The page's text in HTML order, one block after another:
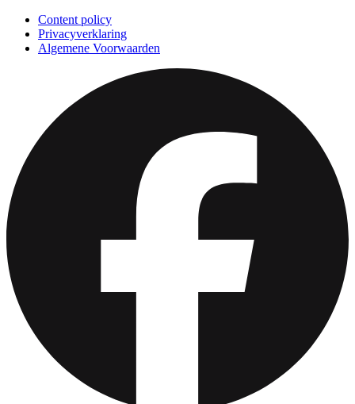
Content policy
Privacyverklaring
Algemene Voorwaarden